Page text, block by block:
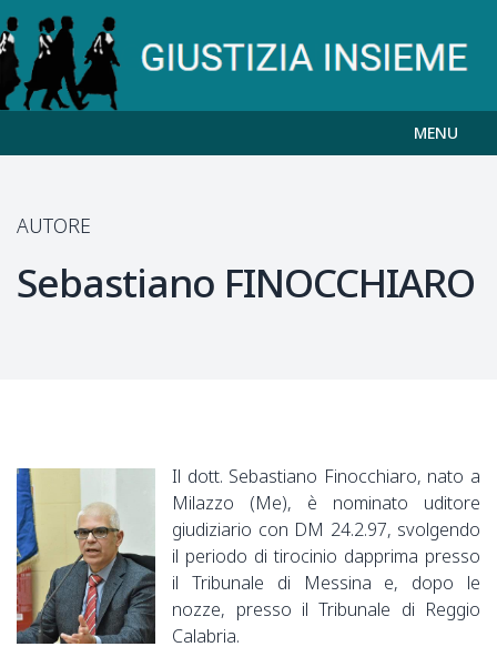
MENU
AUTORE
Sebastiano FINOCCHIARO
Il dott. Sebastiano Finocchiaro, nato a
Milazzo (Me), è nominato uditore
giudiziario con DM 24.2.97, svolgendo
il periodo di tirocinio dapprima presso
il Tribunale di Messina e, dopo le
nozze, presso il Tribunale di Reggio
Calabria.